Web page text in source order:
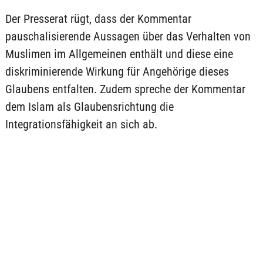
Der Presserat rügt, dass der Kommentar
pauschalisierende Aussagen über das Verhalten von
Muslimen im Allgemeinen enthält und diese eine
diskriminierende Wirkung für Angehörige dieses
Glaubens entfalten. Zudem spreche der Kommentar
dem Islam als Glaubensrichtung die
Integrationsfähigkeit an sich ab.